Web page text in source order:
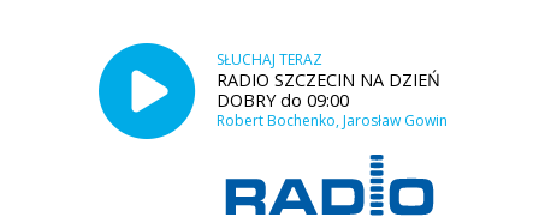
SŁUCHAJ TERAZ
RADIO SZCZECIN NA DZIEŃ
DOBRY do 09:00
Robert Bochenko, Jarosław Gowin